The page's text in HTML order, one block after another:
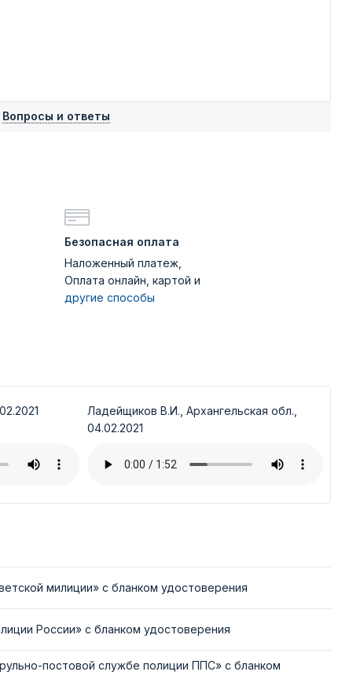
Вопросы и ответы
Безопасная оплата
Наложенный платеж,
Оплата онлайн, картой и
другие способы
Ладейщиков В.И., Архангельская обл.,
04.02.2021
милиции» с бланком удостоверения
России» с бланком удостоверения
постовой службе полиции ППС» с бланком